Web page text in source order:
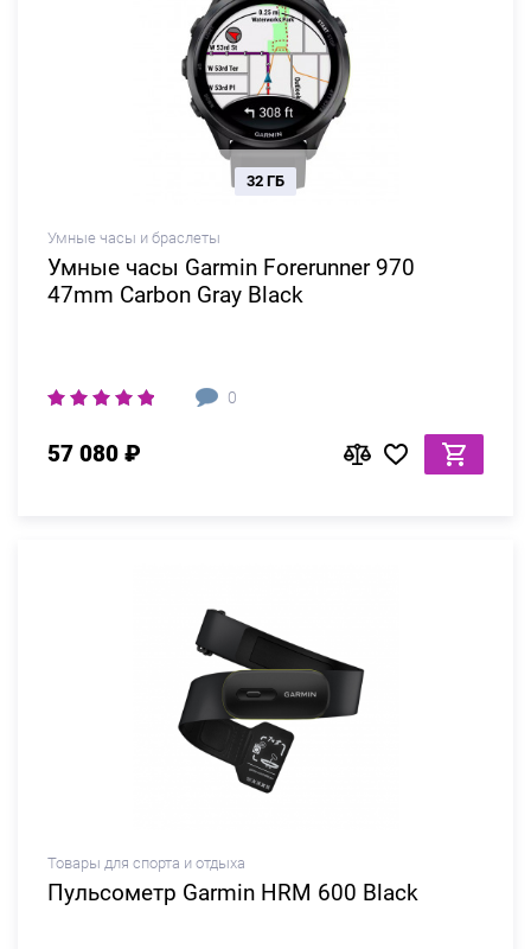
Умные часы и браслеты
Умные часы Garmin Forerunner 970
47mm Carbon Gray Black
0
32 ГБ
57 080 ₽
Товары для спорта и отдыха
Пульсометр Garmin HRM 600 Black